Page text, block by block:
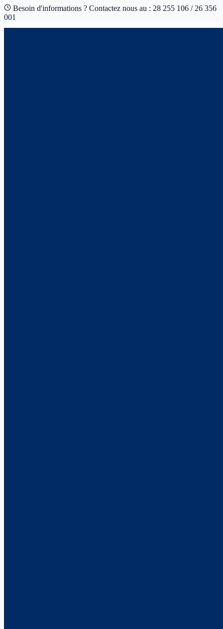
Besoin d'informations ? Contactez nous au : 28 255 106 / 26 356
001